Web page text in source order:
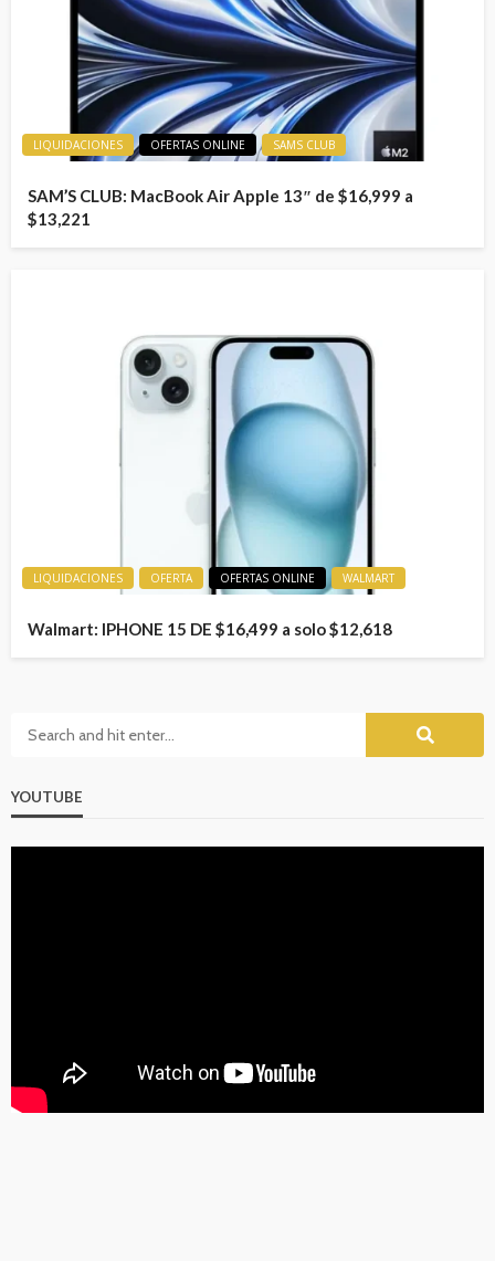
LIQUIDACIONES OFERTAS ONLINE SAMS CLUB
SAM’S CLUB: MacBook Air Apple 13″ de $16,999 a
$13,221
LIQUIDACIONES OFERTA OFERTAS ONLINE WALMART
Walmart: IPHONE 15 DE $16,499 a solo $12,618
YOUTUBE